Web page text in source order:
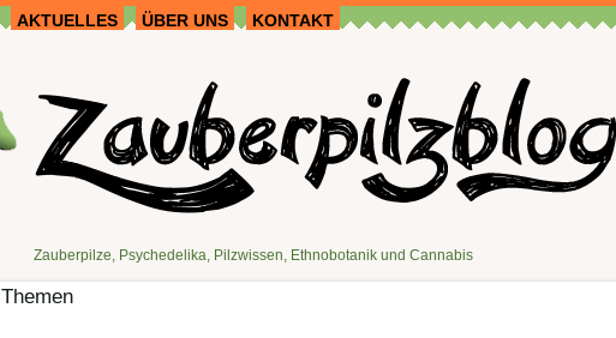
AKTUELLES ÜBER UNS KONTAKT
Zauberpilze, Psychedelika, Pilzwissen, Ethnobotanik und Cannabis
Themen